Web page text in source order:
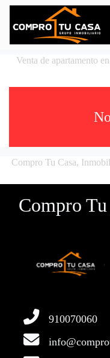
Venta de apartamento
Compro Tu Casa,
Compro Tu
910070060